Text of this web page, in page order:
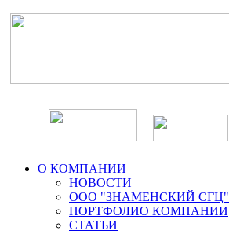
О КОМПАНИИ
НОВОСТИ
ООО "ЗНАМЕНСКИЙ СГЦ"
ПОРТФОЛИО КОМПАНИИ
СТАТЬИ